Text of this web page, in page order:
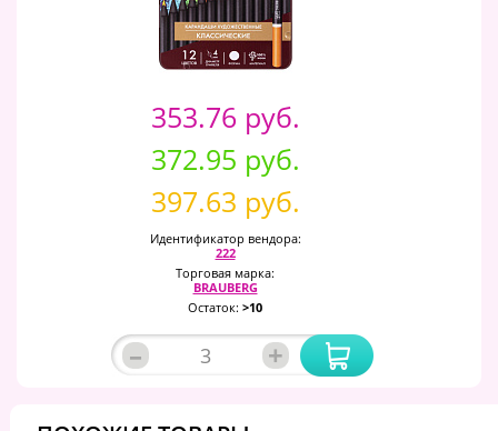
353.76 руб.
372.95 руб.
397.63 руб.
Идентификатор вендора:
222
Торговая марка:
BRAUBERG
Остаток: >10
– +